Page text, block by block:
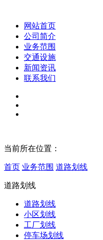
网站首页
公司简介
业务范围
交通设施
新闻资讯
联系我们
当前所在位置：
首页 业务范围 道路划线
道路划线
道路划线
小区划线
工厂划线
停车场划线